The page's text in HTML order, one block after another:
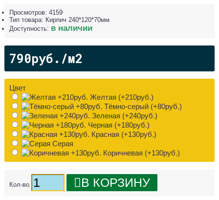
Просмотров: 4159
Тип товара: Кирпич 240*120*70мм
Доступность: в наличии
790руб./м2
Цвет
Желтая (+210руб.)
Тёмно-серый (+80руб.)
Зеленая (+240руб.)
Черная (+180руб.)
Красная (+130руб.)
Серая
Коричневая (+130руб.)
Кол-во В КОРЗИНУ